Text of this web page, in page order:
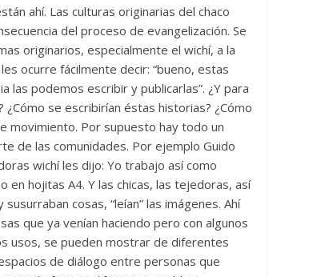
ahí. Las culturas originarias del chaco
del proceso de evangelización. Se
originarios, especialmente el wichí, a la
ocurre fácilmente decir: “bueno, estas
podemos escribir y publicarlas”. ¿Y para
¿Cómo se escribirían éstas historias? ¿Cómo
movimiento. Por supuesto hay todo un
de las comunidades. Por ejemplo Guido
wichí les dijo: Yo trabajo así como
hojitas A4. Y las chicas, las tejedoras, así
cosas, “leían” las imágenes. Ahí
que ya venían haciendo pero con algunos
usos, se pueden mostrar de diferentes
de diálogo entre personas que